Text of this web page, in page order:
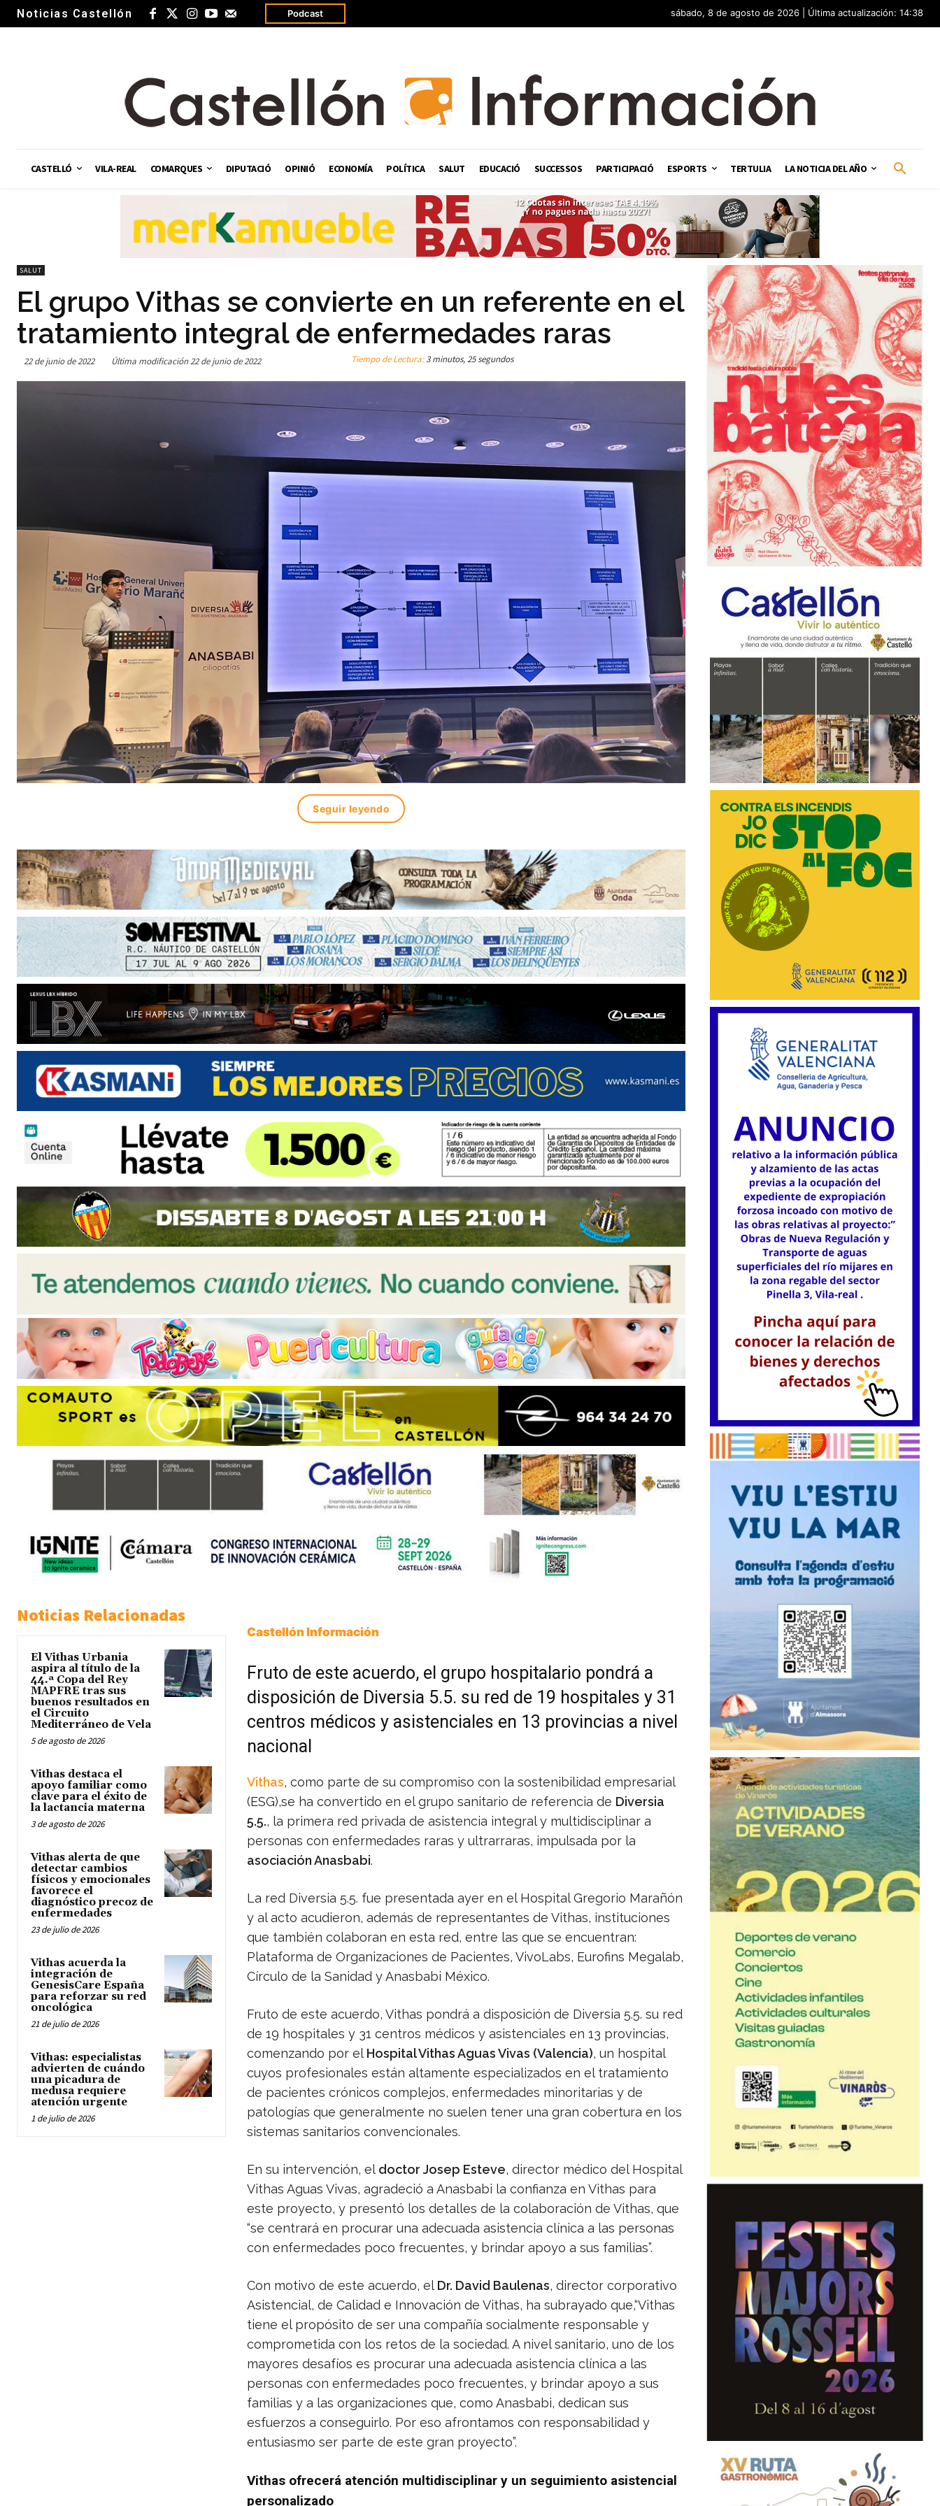
Noticias Castellón Podcast sábado, 8 de agosto de 2026 | Última actualización: 14:38
CASTELLÓ VILA-REAL COMARQUES DIPUTACIÓ OPINIÓ ECONOMÍA POLÍTICA SALUT EDUCACIÓ SUCCESSOS PARTICIPACIÓ ESPORTS TERTULIA LA NOTICIA DEL AÑO
SALUT
El grupo Vithas se convierte en un referente en el
tratamiento integral de enfermedades raras
22 de junio de 2022 Última modificación22 de junio de 2022 Tiempo de Lectura:3 minutos, 25 segundos
Seguir leyendo
Noticias Relacionadas
El Vithas Urbania
aspira al título de la
44.ª Copa del Rey
MAPFRE tras sus
buenos resultados en
el Circuito
Mediterráneo de Vela
5 de agosto de 2026
Vithas destaca el
apoyo familiar como
clave para el éxito de
la lactancia materna
3 de agosto de 2026
Vithas alerta de que
detectar cambios
físicos y emocionales
favorece el
diagnóstico precoz de
enfermedades
23 de julio de 2026
Vithas acuerda la
integración de
GenesisCare España
para reforzar su red
oncológica
21 de julio de 2026
Vithas: especialistas
advierten de cuándo
una picadura de
medusa requiere
atención urgente
1 de julio de 2026
Castellón Información
Fruto de este acuerdo, el grupo hospitalario pondrá a
disposición de Diversia 5.5. su red de 19 hospitales y 31
centros médicos y asistenciales en 13 provincias a nivel
nacional
Vithas, como parte de su compromiso con la sostenibilidad empresarial
(ESG),se ha convertido en el grupo sanitario de referencia de Diversia
5.5., la primera red privada de asistencia integral y multidisciplinar a
personas con enfermedades raras y ultrarraras, impulsada por la
asociación Anasbabi.
La red Diversia 5.5. fue presentada ayer en el Hospital Gregorio Marañón
y al acto acudieron, además de representantes de Vithas, instituciones
que también colaboran en esta red, entre las que se encuentran:
Plataforma de Organizaciones de Pacientes, VivoLabs, Eurofins Megalab,
Círculo de la Sanidad y Anasbabi México.
Fruto de este acuerdo, Vithas pondrá a disposición de Diversia 5.5. su red
de 19 hospitales y 31 centros médicos y asistenciales en 13 provincias,
comenzando por elHospital Vithas Aguas Vivas (Valencia), un hospital
cuyos profesionales están altamente especializados en el tratamiento
de pacientes crónicos complejos, enfermedades minoritarias y de
patologías que generalmente no suelen tener una gran cobertura en los
sistemas sanitarios convencionales.
En su intervención, eldoctor Josep Esteve, director médico del Hospital
Vithas Aguas Vivas, agradeció a Anasbabi la confianza en Vithas para
este proyecto, y presentó los detalles de la colaboración de Vithas, que
“se centrará en procurar una adecuada asistencia clínica a las personas
con enfermedades poco frecuentes, y brindar apoyo a sus familias”.
Con motivo de este acuerdo, elDr. David Baulenas, director corporativo
Asistencial, de Calidad e Innovación de Vithas, ha subrayado que,“Vithas
tiene el propósito de ser una compañía socialmente responsable y
comprometida con los retos de la sociedad. A nivel sanitario, uno de los
mayores desafíos es procurar una adecuada asistencia clínica a las
personas con enfermedades poco frecuentes, y brindar apoyo a sus
familias y a las organizaciones que, como Anasbabi, dedican sus
esfuerzos a conseguirlo. Por eso afrontamos con responsabilidad y
entusiasmo ser parte de este gran proyecto”.
Vithas ofrecerá atención multidisciplinar y un seguimiento asistencial
personalizado